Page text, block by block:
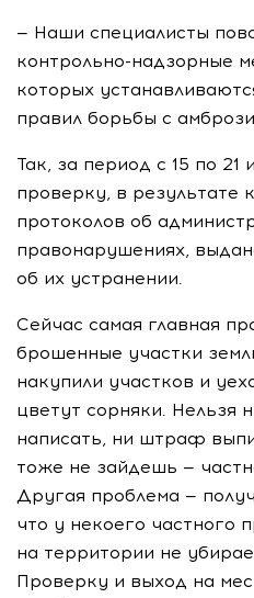
— Наши специалисты
контрольно-надзорные
которых
правил борьбы с
Так, за период с 15 по 21
проверку, в результате
протоколов об
правонарушениях,
об их устранении.
Сейчас самая главная
брошенные участки
накупили участков и
цветут сорняки. Нельзя
написать, ни штраф
тоже не зайдешь —
Другая проблема —
что у некоего частного
на территории не
Проверку и выход на